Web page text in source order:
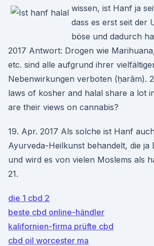
wissen, ist Hanf ja
dass es erst seit der
böse und dadurch
2017 Antwort: Drogen wie
etc. sind alle aufgrund ihrer
Nebenwirkungen verboten (ḥarām).
laws of kosher and halal share a lot
are their views on cannabis?
19. Apr. 2017 Als solche ist Hanf
Ayurveda-Heilkunst behandelt, die ja
und wird es von vielen Moslems als
21.
die 1 cbd 2
beste cbd online-händler
kalifornien-firma prüfte cbd
cbd oil worcester ma